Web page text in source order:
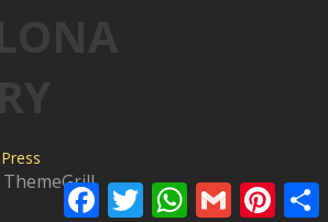
FacebookTwitterWhatsApp
Gmail